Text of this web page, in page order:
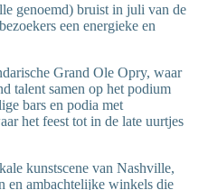
genoemd) bruist in juli van de
een energieke en
Grand Ole Opry, waar
talent samen op het podium
bars en podia met
het feest tot in de late uurtjes
kunstscene van Nashville,
en ambachtelijke winkels die